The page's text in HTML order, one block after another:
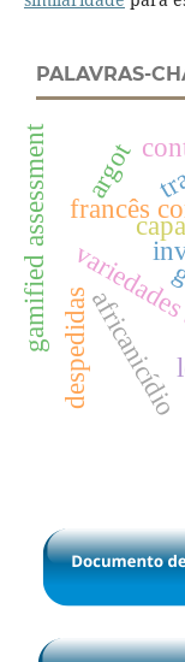
PALAVRAS-
francês
africanicídio
despedidas
argot
gamified assessment capa